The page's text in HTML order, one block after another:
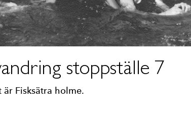
stoppställe 7
är Fisksätra holme.